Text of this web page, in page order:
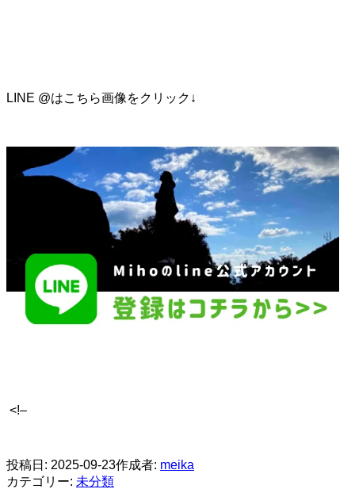
LINE @はこちら画像をクリック↓
<!–
投稿日: 2025-09-23作成者: meika
カテゴリー: 未分類